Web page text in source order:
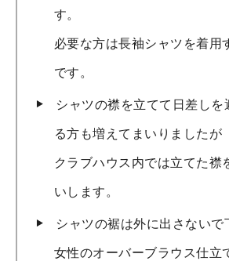
す。
必要な方は長袖シャツを着用
です。
シャツの襟を立てて日差しを
る方も増えてまいりましたが
クラブハウス内では立てた襟
いします。
シャツの裾は外に出さないで
女性のオーバーブラウス仕立